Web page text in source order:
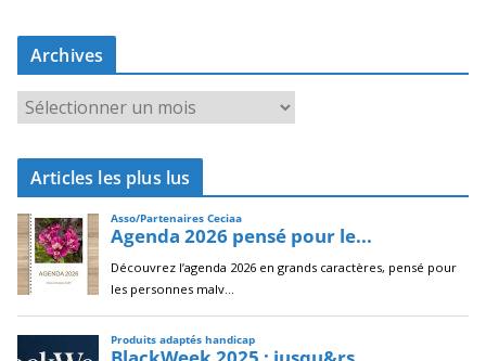
Archives
r
c
i
v
e
s
Articles les plus lus